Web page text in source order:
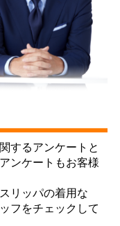
するアンケートと
ンケートもお客様
リッパの着用な
フをチェックして